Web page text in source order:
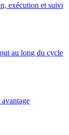
exécution et suivi
au long du cycle